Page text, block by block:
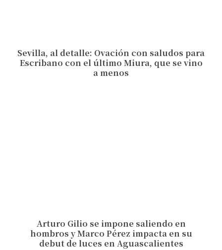
Sevilla, al detalle: Ovación con saludos para
Escribano con el último Miura, que se vino
a menos
Arturo Gilio se impone saliendo en
hombros y Marco Pérez impacta en su
debut de luces en Aguascalientes